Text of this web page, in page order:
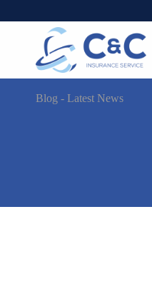
Blog - Latest News